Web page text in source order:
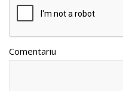
Comentariu